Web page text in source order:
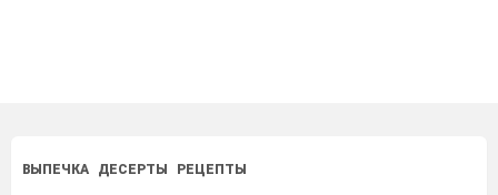
ВЫПЕЧКА ДЕСЕРТЫ РЕЦЕПТЫ